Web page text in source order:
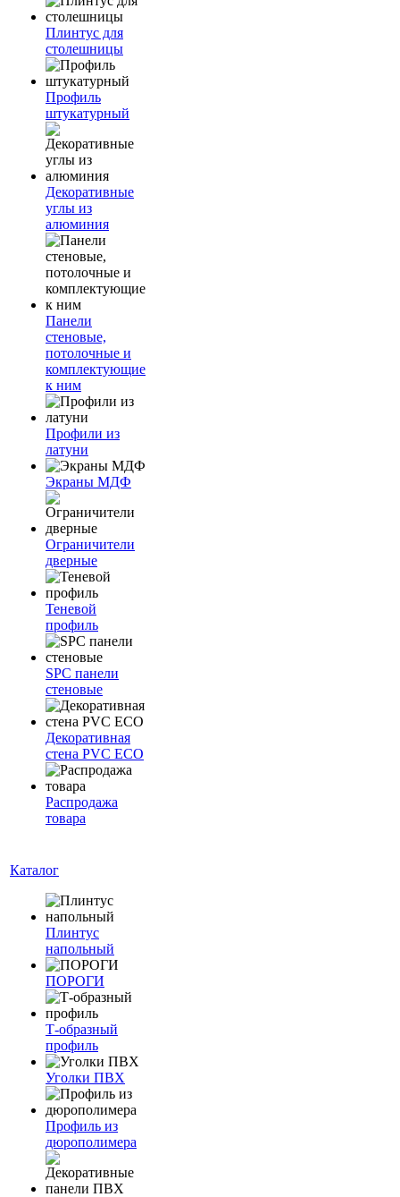
Плинтус для
столешницы
Профиль
штукатурный
Декоративные
углы из
алюминия
Панели
стеновые,
потолочные и
комплектующие
к ним
Профили из
латуни
Экраны МДФ
Ограничители
дверные
Теневой
профиль
SPC панели
стеновые
Декоративная
стена PVC ECO
Распродажа
товара
Каталог
Плинтус
напольный
ПОРОГИ
Т-образный
профиль
Уголки ПВХ
Профиль из
дюрополимера